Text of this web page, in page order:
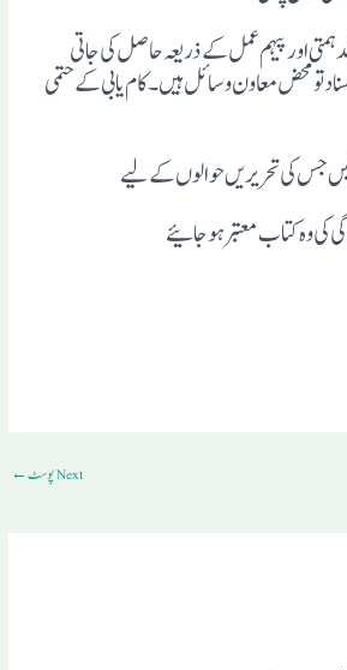
ہمتی اور پیہم عمل کے ذریعہ حاصل کی جاتی
تو محض معاون وسائل ہیں ۔ کام یابی کے حتمی
جس کی تحریریں حوالوں کے لیے
کی وہ کتاب معتبر ہوجائیے
Next پوسٹ ←